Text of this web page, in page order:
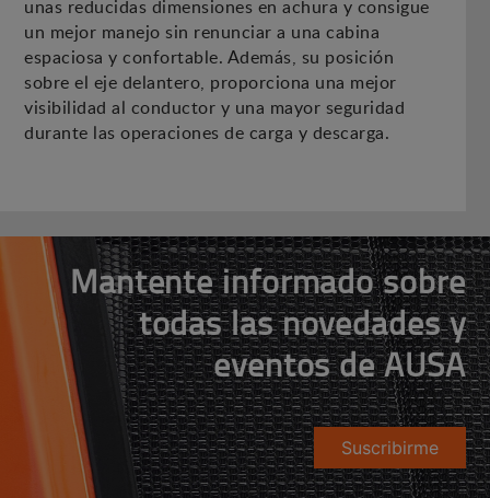
unas reducidas dimensiones en achura y consigue
un mejor manejo sin renunciar a una cabina
espaciosa y confortable. Además, su posición
sobre el eje delantero, proporciona una mejor
visibilidad al conductor y una mayor seguridad
durante las operaciones de carga y descarga.
Mantente informado sobre
todas las novedades y
eventos de AUSA
Suscribirme